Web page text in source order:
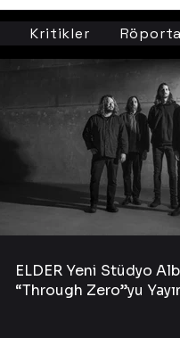
Kritikler
ELDER Yeni Stüdyo
“Through Zero”yu